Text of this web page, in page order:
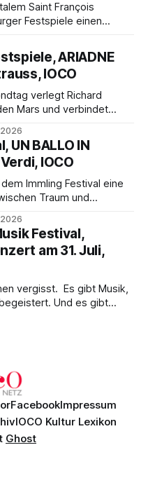
Saint François
Festspiele einen
Pascal entfaltet
Philippe Sly berührt als
ARIADNE
IOCO
verlegt Richard
Mars und verbindet
den Wiener
zweite Akt jedoch
UN BALLO IN
IOCO
Immling Festival eine
Traum und
Bildern, getragen von
einer musikalisch
Festival,
am 31. Juli,
Es gibt Musik,
Und es gibt
Wiesbaden, an dem
FacebookImpressum
IOCO Kultur Lexikon
Ghost